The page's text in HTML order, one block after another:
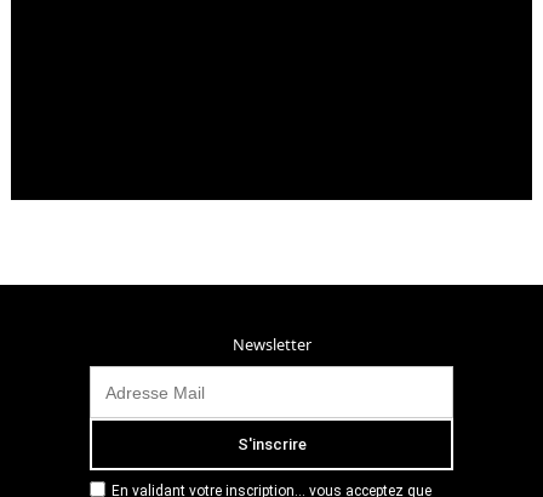
Newsletter
En validant votre inscription... vous acceptez que